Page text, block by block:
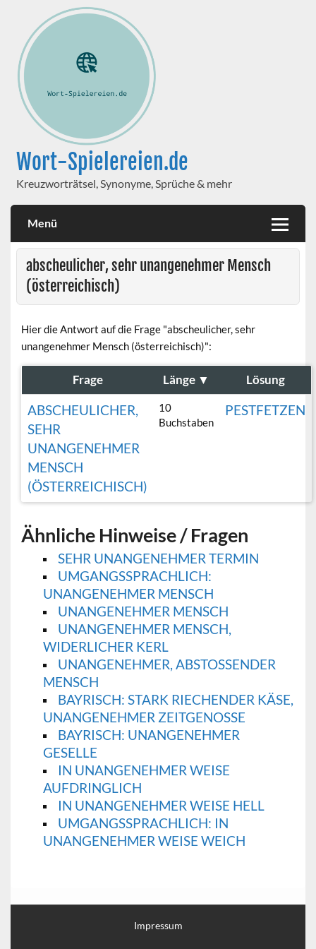
Wort-Spielereien.de
Kreuzworträtsel, Synonyme, Sprüche & mehr
Menü
abscheulicher, sehr unangenehmer Mensch
(österreichisch)
Hier die Antwort auf die Frage "abscheulicher, sehr
unangenehmer Mensch (österreichisch)":
Frage Länge ▼ Lösung
ABSCHEULICHER,
SEHR
UNANGENEHMER
MENSCH
(ÖSTERREICHISCH)
10
Buchstaben
PESTFETZEN
Ähnliche Hinweise / Fragen
SEHR UNANGENEHMER TERMIN
UMGANGSSPRACHLICH:
UNANGENEHMER MENSCH
UNANGENEHMER MENSCH
UNANGENEHMER MENSCH,
WIDERLICHER KERL
UNANGENEHMER, ABSTOSSENDER M
ENSCH
BAYRISCH: STARK RIECHENDER KÄSE,
UNANGENEHMER ZEITGENOSSE
BAYRISCH: UNANGENEHMER
GESELLE
IN UNANGENEHMER WEISE
AUFDRINGLICH
IN UNANGENEHMER WEISE HELL
UMGANGSSPRACHLICH: IN
UNANGENEHMER WEISE WEICH
Impressum